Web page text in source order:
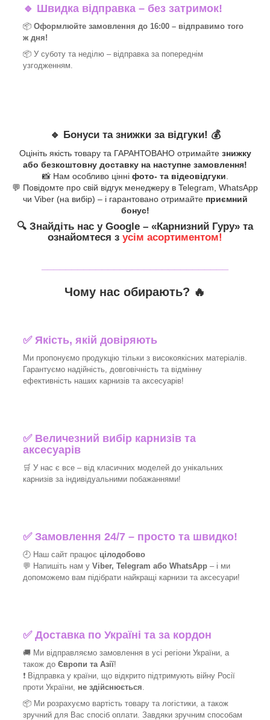
🔹 Швидка відправка – без затримок!
📦 Оформлюйте замовлення до 16:00 – відправимо того
ж дня!
📦 У суботу та неділю – відправка за попереднім
узгодженням.
🔹 Бонуси та знижки за відгуки! 💰
Оцініть якість товару та ГАРАНТОВАНО отримайте знижку
або безкоштовну доставку на наступне замовлення!
📸 Нам особливо цінні фото- та відеовідгуки.
💬 Повідомте про свій відгук менеджеру в Telegram, WhatsApp
чи Viber (на вибір) – і гарантовано отримайте приємний
бонус!
🔍 Знайдіть нас у Google – «Карнизний Гуру» та
ознайомтеся з усім асортиментом!
Чому нас обирають? 🔥
✅Якість, якій довіряють
Ми пропонуємо продукцію тільки з високоякісних матеріалів.
Гарантуємо надійність, довговічність та відмінну
ефективність наших карнизів та аксесуарів!​
✅ Величезний вибір карнизів та
аксесуарів
🛒 У нас є все – від класичних моделей до унікальних
карнизів за індивідуальними побажаннями!​
✅Замовлення 24/7 – просто та швидко!
🕘 Наш сайт працює цілодобово
💬 Напишіть нам у Viber, Telegram або WhatsApp – і ми
допоможемо вам підібрати найкращі карнизи та аксесуари!
✅Доставка по Україні та за кордон
🚚 Ми відправляємо замовлення в усі регіони України, а
також до Європи та Азії!
❗ Відправка у країни, що відкрито підтримують війну Росії
проти України, не здійснюється
📦 Ми розрахуємо вартість товару та логістики, а також
зручний для Вас спосіб оплати. Завдяки зручним способам